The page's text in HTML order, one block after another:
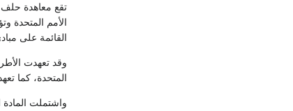
تقع معاهدة حلف
الأمم المتحدة
القائمة على
وقد تعهدت
المتحدة، كما
واشتملت